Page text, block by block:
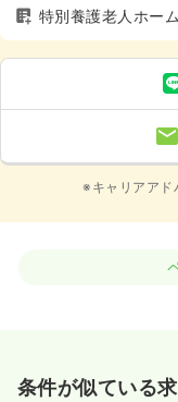
特別養護老人ホー
有）、託児所あり
※キャリアアド
条件が似ている